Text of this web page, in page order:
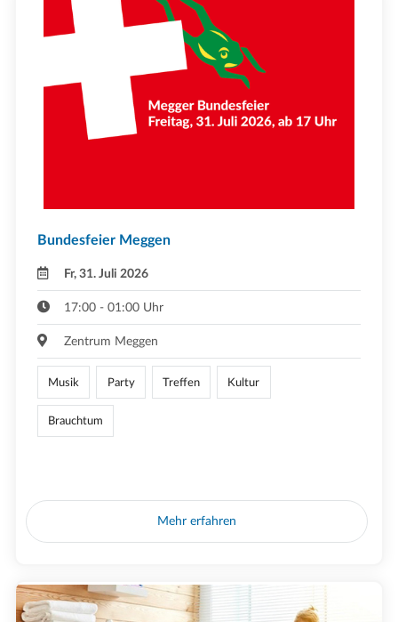
Bundesfeier Meggen
Fr, 31. Juli 2026
17:00 - 01:00 Uhr
Zentrum Meggen
Musik Party Treffen Kultur
Brauchtum
Mehr erfahren